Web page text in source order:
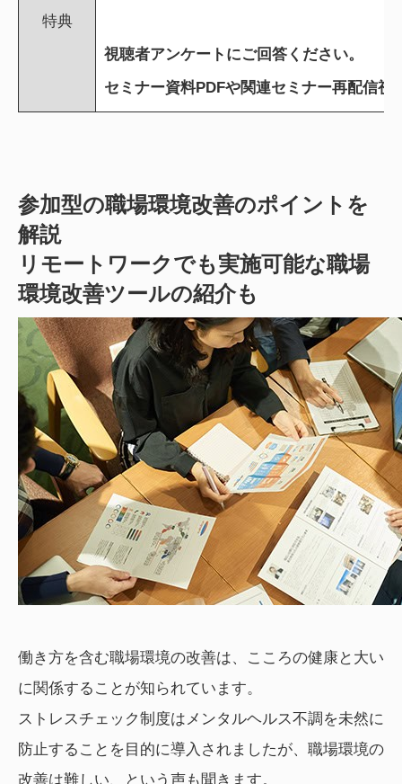
特典
視聴者アンケートにご回答ください。
セミナー資料PDFや関連セミナー再配信視
参加型の職場環境改善のポイントを
解説
リモートワークでも実施可能な職場
環境改善ツールの紹介も
働き方を含む職場環境の改善は、こころの健康と大い
に関係することが知られています。
ストレスチェック制度はメンタルヘルス不調を未然に
防止することを目的に導入されましたが、職場環境の
改善は難しい、という声も聞きます。